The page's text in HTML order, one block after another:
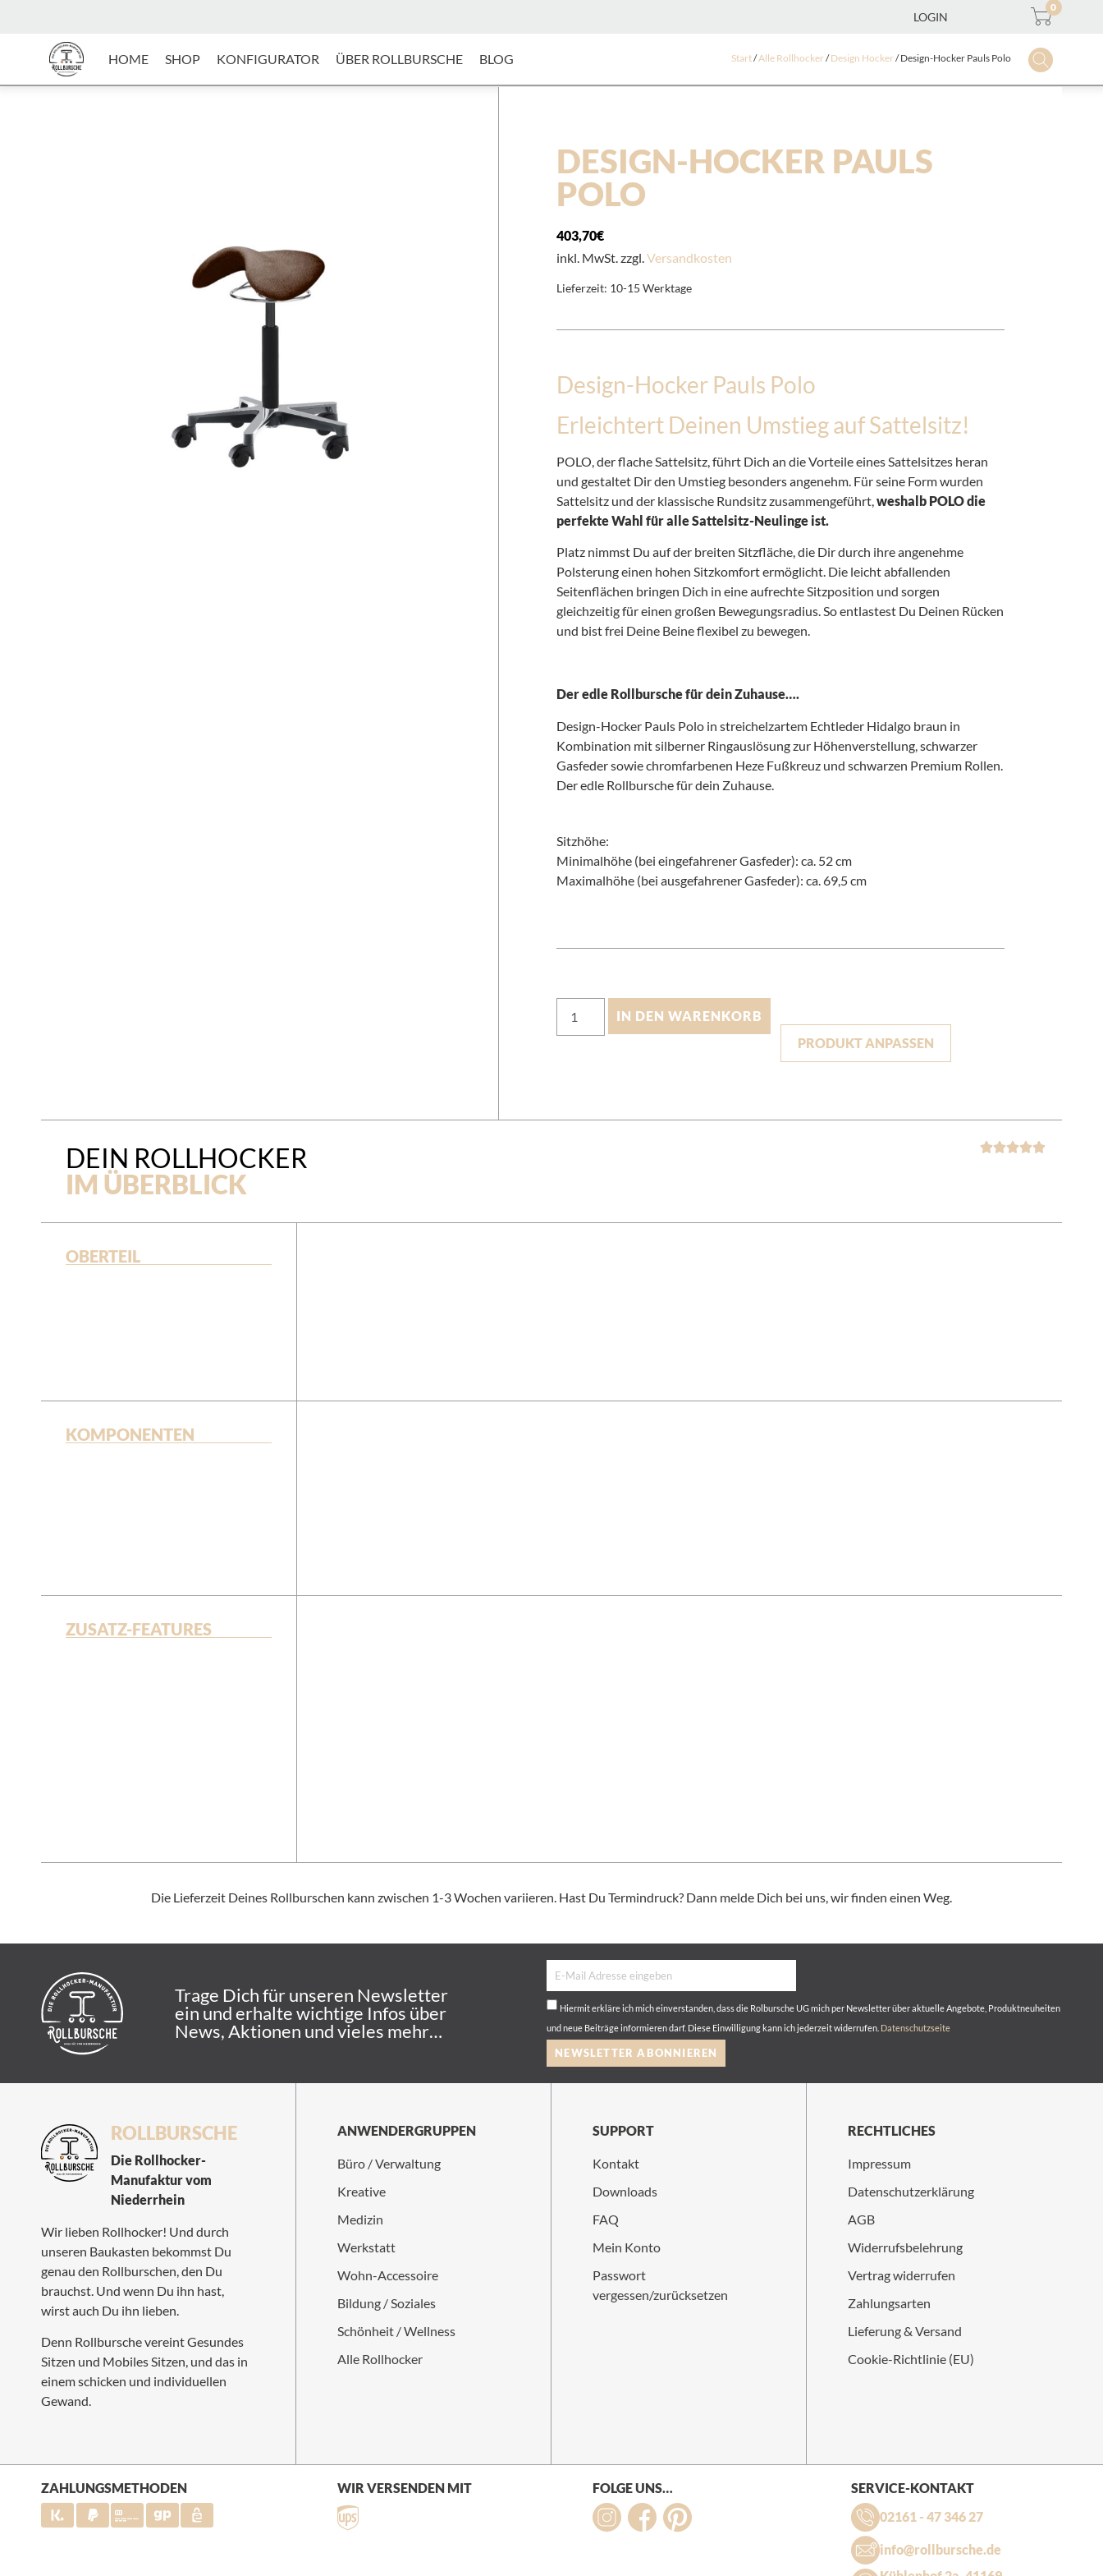
LOGIN
0
HOME SHOP KONFIGURATOR ÜBER ROLLBURSCHE BLOG Start/Alle Rollhocker/Design Hocker/ Design-Hocker Pauls Polo
DESIGN-HOCKER PAULS
POLO
403,70€
inkl. MwSt. zzgl.Versandkosten
Lieferzeit: 10-15 Werktage
Design-Hocker Pauls Polo
Erleichtert Deinen Umstieg auf Sattelsitz!
POLO, der flache Sattelsitz, führt Dich an die Vorteile eines Sattelsitzes heran
und gestaltet Dir den Umstieg besonders angenehm. Für seine Form wurden
Sattelsitz und der klassische Rundsitz zusammengeführt,weshalb POLO die
perfekte Wahl für alle Sattelsitz-Neulinge ist.
Platz nimmst Du auf der breiten Sitzfläche, die Dir durch ihre angenehme
Polsterung einen hohen Sitzkomfort ermöglicht. Die leicht abfallenden
Seitenflächen bringen Dich in eine aufrechte Sitzposition und sorgen
gleichzeitig für einen großen Bewegungsradius. So entlastest Du Deinen Rücken
und bist frei Deine Beine flexibel zu bewegen.
Der edle Rollbursche für dein Zuhause….
Design-Hocker Pauls Polo in streichelzartem Echtleder Hidalgo braun in
Kombination mit silberner Ringauslösung zur Höhenverstellung, schwarzer
Gasfeder sowie chromfarbenen Heze Fußkreuz und schwarzen Premium Rollen.
Der edle Rollbursche für dein Zuhause.
Sitzhöhe:
Minimalhöhe (bei eingefahrener Gasfeder): ca. 52 cm
Maximalhöhe (bei ausgefahrener Gasfeder): ca. 69,5 cm
IN DEN WARENKORB
PRODUKT ANPASSEN
DEIN ROLLHOCKER
IM ÜBERBLICK

OBERTEIL
KOMPONENTEN
ZUSATZ-FEATURES
Die Lieferzeit Deines Rollburschen kann zwischen 1-3 Wochen variieren. Hast Du Termindruck? Dann melde Dich bei uns, wir finden einen Weg.
Trage Dich für unseren Newsletter
ein und erhalte wichtige Infos über
News, Aktionen und vieles mehr…
Hiermit erkläre ich mich einverstanden, dass die Rolbursche UG mich per Newsletter über aktuelle Angebote, Produktneuheiten
und neue Beiträge informieren darf. Diese Einwilligung kann ich jederzeit widerrufen. Datenschutzseite
NEWSLETTER ABONNIEREN
ROLLBURSCHE
Die Rollhocker-
Manufaktur vom
Niederrhein
Wir lieben Rollhocker! Und durch
unseren Baukasten bekommst Du
genau den Rollburschen, den Du
brauchst. Und wenn Du ihn hast,
wirst auch Du ihn lieben.
Denn Rollbursche vereint Gesundes
Sitzen und Mobiles Sitzen, und das in
einem schicken und individuellen
Gewand.
ANWENDERGRUPPEN
Büro / Verwaltung
Kreative
Medizin
Werkstatt
Wohn-Accessoire
Bildung / Soziales
Schönheit / Wellness
Alle Rollhocker
SUPPORT
Kontakt
Downloads
FAQ
Mein Konto
Passwort
vergessen/zurücksetzen
RECHTLICHES
Impressum
Datenschutzerklärung
AGB
Widerrufsbelehrung
Vertrag widerrufen
Zahlungsarten
Lieferung & Versand
Cookie-Richtlinie (EU)
ZAHLUNGSMETHODEN WIR VERSENDEN MIT FOLGE UNS…
SERVICE-KONTAKT
02161 - 47 346 27
info@rollbursche.de